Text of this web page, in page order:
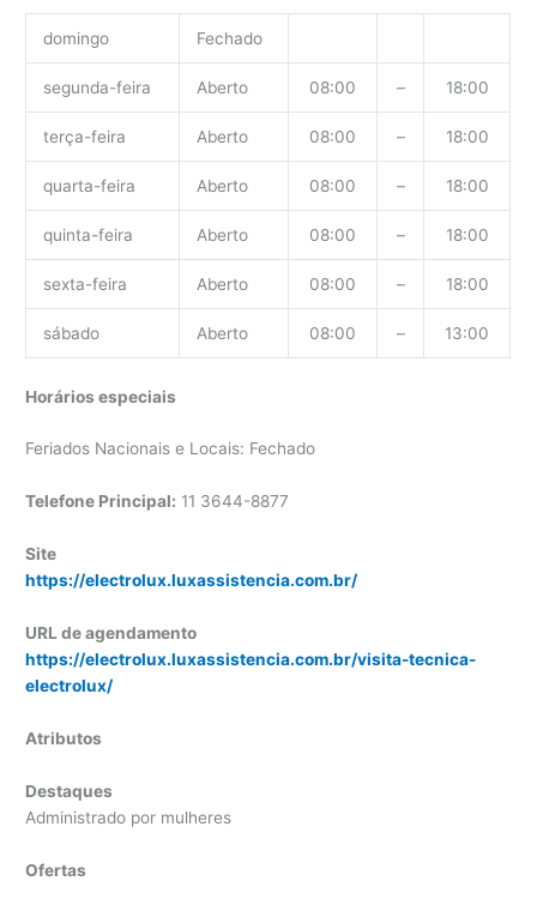
domingo Fechado
segunda-feira Aberto 08:00 – 18:00
terça-feira Aberto 08:00 – 18:00
quarta-feira Aberto 08:00 – 18:00
quinta-feira Aberto 08:00 – 18:00
sexta-feira Aberto 08:00 – 18:00
sábado Aberto 08:00 – 13:00
Horários especiais
Feriados Nacionais e Locais: Fechado
Telefone Principal: 11 3644-8877
Site
https://electrolux.luxassistencia.com.br/
URL de agendamento
https://electrolux.luxassistencia.com.br/visita-tecnica-
electrolux/
Atributos
Destaques
Administrado por mulheres
Ofertas